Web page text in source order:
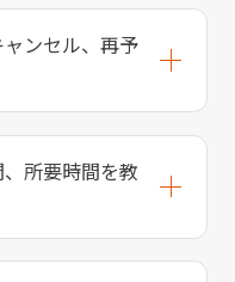
ンセル、再予
所要時間を教